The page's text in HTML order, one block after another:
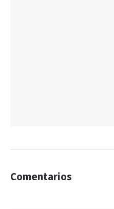
Comentarios